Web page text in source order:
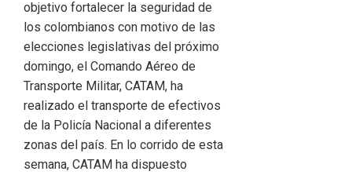
objetivo fortalecer la seguridad de
los colombianos con motivo de las
elecciones legislativas del próximo
domingo, el Comando Aéreo de
Transporte Militar, CATAM, ha
realizado el transporte de efectivos
de la Policía Nacional a diferentes
zonas del país. En lo corrido de esta
semana, CATAM ha dispuesto